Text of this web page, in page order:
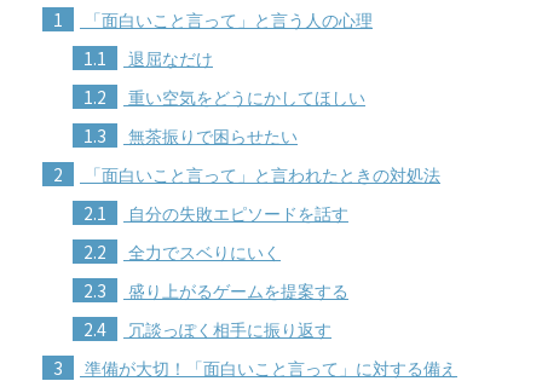
1 「面白いこと言って」と言う人の心理
1.1 退屈なだけ
1.2 重い空気をどうにかしてほしい
1.3 無茶振りで困らせたい
2 「面白いこと言って」と言われたときの対処法
2.1 自分の失敗エピソードを話す
2.2 全力でスベりにいく
2.3 盛り上がるゲームを提案する
2.4 冗談っぽく相手に振り返す
3 準備が大切！「面白いこと言って」に対する備え